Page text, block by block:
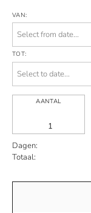
VAN:
TOT:
AANTAL
Dagen:
Totaal: